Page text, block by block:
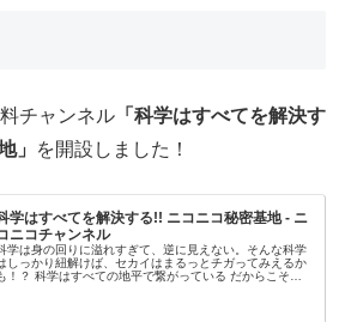
チャンネル 「科学はすべてを解決す
」
を開設しました！
学はすべてを解決する!! ニコニコ秘密基地 - ニ
ニコチャンネル
学は身の回りに溢れすぎて、逆に見えない。そんな科学
しっかり紐解けば、セカイはまるっとチガってみえるか
！？ 科学はすべての地平で繋がっている だからこそマ